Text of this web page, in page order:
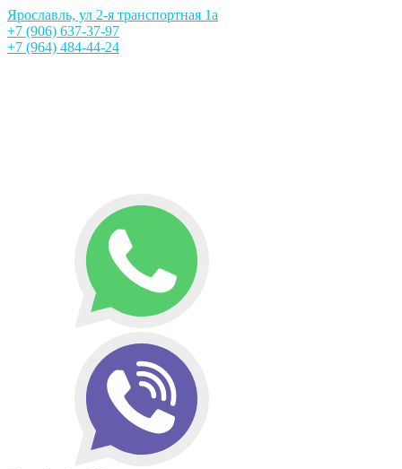
Ярославль, ул 2-я транспортная 1а
+7 (906) 637-37-97
+7 (964) 484-44-24